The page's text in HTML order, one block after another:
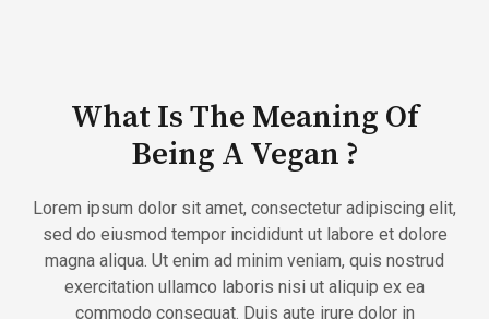
What Is The Meaning Of
Being A Vegan ?
Lorem ipsum dolor sit amet, consectetur adipiscing elit,
sed do eiusmod tempor incididunt ut labore et dolore
magna aliqua. Ut enim ad minim veniam, quis nostrud
exercitation ullamco laboris nisi ut aliquip ex ea
commodo consequat. Duis aute irure dolor in